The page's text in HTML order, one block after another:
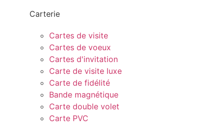
Carterie
Cartes de visite
Cartes de voeux
Cartes d'invitation
Carte de visite luxe
Carte de fidélité
Bande magnétique
Carte double volet
Carte PVC